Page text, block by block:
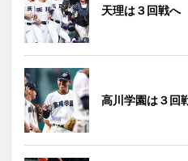
天理は３回戦
高川学園は３